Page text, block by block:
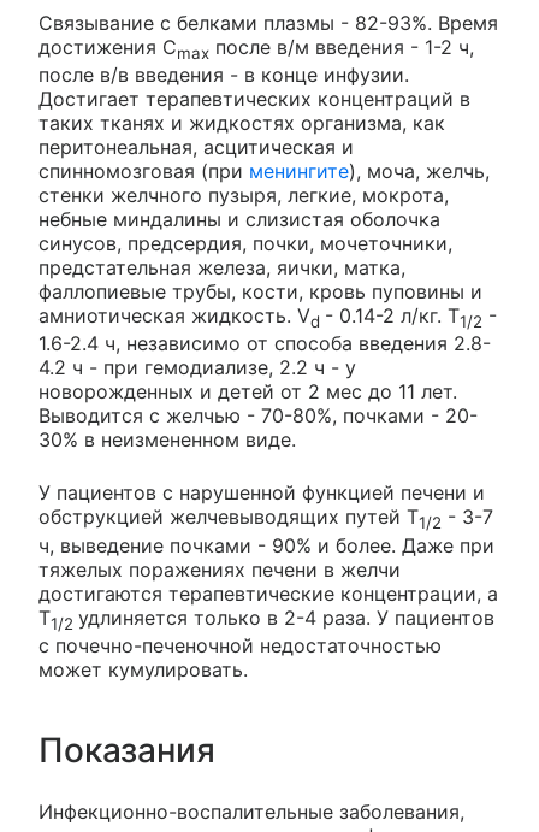
Связывание с белками плазмы - 82-93%. Время
достижения Cmax после в/м введения - 1-2 ч,
после в/в введения - в конце инфузии.
Достигает терапевтических концентраций в
таких тканях и жидкостях организма, как
перитонеальная, асцитическая и
спинномозговая (при менингите), моча, желчь,
стенки желчного пузыря, легкие, мокрота,
небные миндалины и слизистая оболочка
синусов, предсердия, почки, мочеточники,
предстательная железа, яички, матка,
фаллопиевые трубы, кости, кровь пуповины и
амниотическая жидкость. Vd - 0.14-2 л/кг. Т1/2 -
1.6-2.4 ч, независимо от способа введения 2.8-
4.2 ч - при гемодиализе, 2.2 ч - у
новорожденных и детей от 2 мес до 11 лет.
Выводится с желчью - 70-80%, почками - 20-
30% в неизмененном виде.
У пациентов с нарушенной функцией печени и
обструкцией желчевыводящих путей Т1/2 - 3-7
ч, выведение почками - 90% и более. Даже при
тяжелых поражениях печени в желчи
достигаются терапевтические концентрации, а
Т1/2 удлиняется только в 2-4 раза. У пациентов
с почечно-печеночной недостаточностью
может кумулировать.
Показания
Инфекционно-воспалительные заболевания,